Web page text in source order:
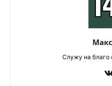
Служу на благо